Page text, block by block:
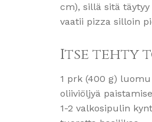
cm), sillä sitä
vaatii pizza silloin
Itse tehty
1 prk (400 g)
oliiviöljyä
1-2 valkosipulin